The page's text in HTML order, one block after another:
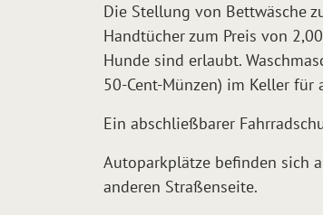
Die Stellung von Bettwäsche
Handtücher zum Preis von
Hunde sind erlaubt.
50-Cent-Münzen) im Keller für
Ein abschließbarer
Autoparkplätze befinden sich
anderen Straßenseite.